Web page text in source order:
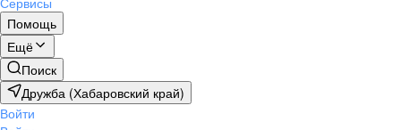
Помощь
Ещё
Поиск
Дружба (Хабаровский край)
Войти